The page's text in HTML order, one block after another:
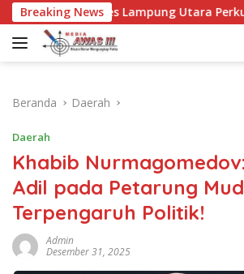
Langsung
ke
konten
Breaking News
Utara Perkuat Sinergi dengan
Beranda Daerah
Daerah
Khabib
Adil pada Petarung
Terpengaruh Politik!
Admin
Desember 31, 2025